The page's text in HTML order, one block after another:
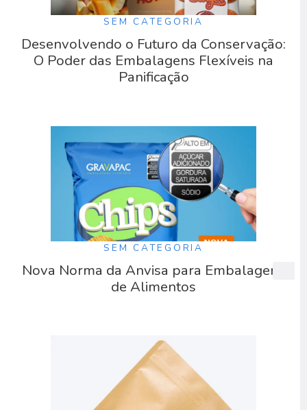
SEM CATEGORIA
Desenvolvendo o Futuro da Conservação:
O Poder das Embalagens Flexíveis na
Panificação
SEM CATEGORIA
Nova Norma da Anvisa para Embalagens
de Alimentos